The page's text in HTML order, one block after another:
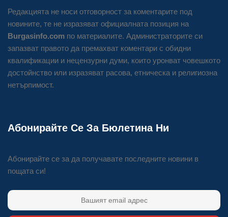
Редакцията не носи отговорност за коментарите под
новините, те не изразяват официалната позиция на
Burgasinfo.com по материалите. Администраторите си
запазват правото да премахват коментари с обидни
квалификации и нецензурни думи, които уронват човешкото
достойнство или изразяват расова, етническа и религиозна
нетърпимост.
Абонирайте Се За Бюлетина Ни
Абонирайте се за да получавате последните новини в
пощата си!